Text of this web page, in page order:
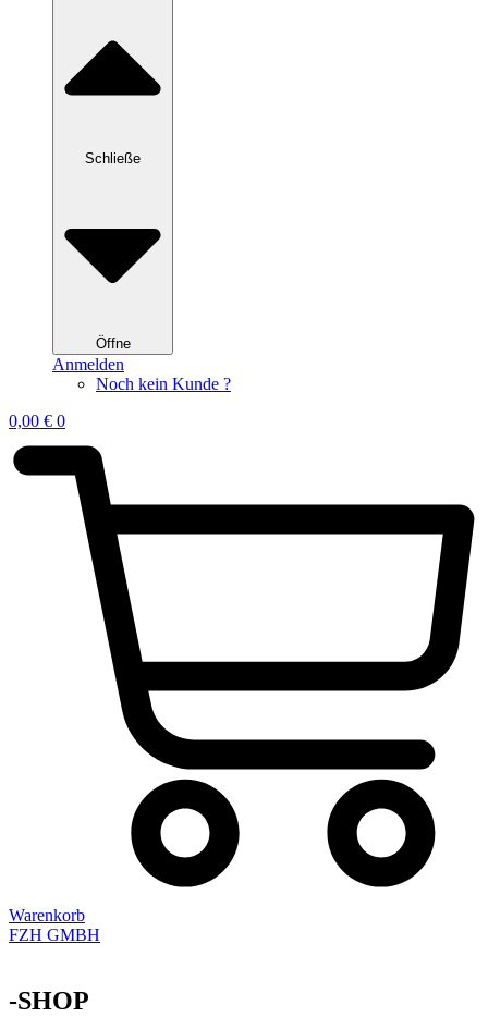
Schließe
Öffne
Anmelden
Noch kein Kunde ?
0,00 € 0
Warenkorb
FZH GMBH
-SHOP